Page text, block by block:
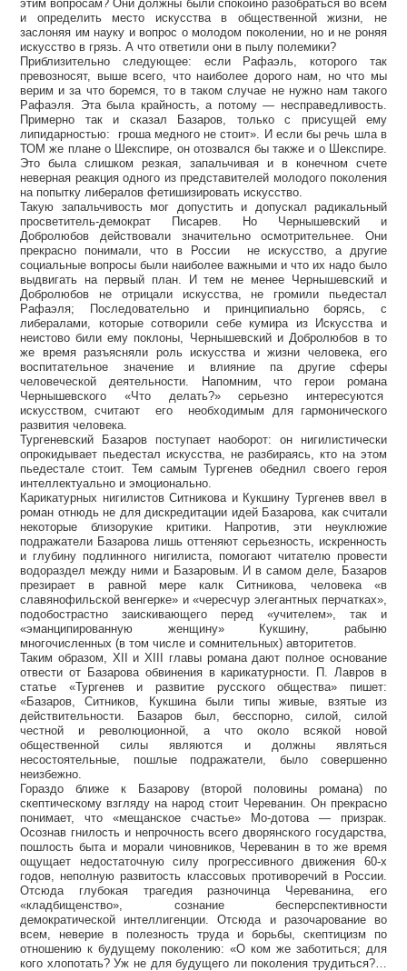
этим вопросам? Они должны были спокойно разобраться во всем
и определить место искусства в общественной жизни, не
заслоняя им науку и вопрос о молодом поколении, но и не роняя
искусство в грязь. А что ответили они в пылу полемики?
Приблизительно следующее: если Рафаэль, которого так
превозносят, выше всего, что наиболее дорого нам, но что мы
верим и за что боремся, то в таком случае не нужно нам такого
Рафаэля. Эта была крайность, а потому — несправедливость.
Примерно так и сказал Базаров, только с присущей ему
липидарностью: гроша медного не стоит». И если бы речь шла в
ТОМ же плане о Шекспире, он отозвался бы также и о Шекспире.
Это была слишком резкая, запальчивая и в конечном счете
неверная реакция одного из представителей молодого поколения
на попытку либералов фетишизировать искусство.
Такую запальчивость мог допустить и допускал радикальный
просветитель-демократ Писарев. Но Чернышевский и
Добролюбов действовали значительно осмотрительнее. Они
прекрасно понимали, что в России не искусство, а другие
социальные вопросы были наиболее важными и что их надо было
выдвигать на первый план. И тем не менее Чернышевский и
Добролюбов не отрицали искусства, не громили пьедестал
Рафаэля; Последовательно и принципиально борясь, с
либералами, которые сотворили себе кумира из Искусства и
неистово били ему поклоны, Чернышевский и Добролюбов в то
же время разъясняли роль искусства и жизни человека, его
воспитательное значение и влияние па другие сферы
человеческой деятельности. Напомним, что герои романа
Чернышевского «Что делать?» серьезно интересуются
искусством, считают его необходимым для гармонического
развития человека.
Тургеневский Базаров поступает наоборот: он нигилистически
опрокидывает пьедестал искусства, не разбираясь, кто на этом
пьедестале стоит. Тем самым Тургенев обеднил своего героя
интеллектуально и эмоционально.
Карикатурных нигилистов Ситникова и Кукшину Тургенев ввел в
роман отнюдь не для дискредитации идей Базарова, как считали
некоторые близорукие критики. Напротив, эти неуклюжие
подражатели Базарова лишь оттеняют серьезность, искренность
и глубину подлинного нигилиста, помогают читателю провести
водораздел между ними и Базаровым. И в самом деле, Базаров
презирает в равной мере калк Ситникова, человека «в
славянофильской венгерке» и «чересчур элегантных перчатках»,
подобострастно заискивающего перед «учителем», так и
«эманципированную женщину» Кукшину, рабыню
многочисленных (в том числе и сомнительных) авторитетов.
Таким образом, XII и XIII главы романа дают полное основание
отвести от Базарова обвинения в карикатурности. П. Лавров в
статье «Тургенев и развитие русского общества» пишет:
«Базаров, Ситников, Кукшина были типы живые, взятые из
действительности. Базаров был, бесспорно, силой, силой
честной и революционной, а что около всякой новой
общественной силы являются и должны являться
несостоятельные, пошлые подражатели, было совершенно
неизбежно.
Гораздо ближе к Базарову (второй половины романа) по
скептическому взгляду на народ стоит Череванин. Он прекрасно
понимает, что «мещанское счастье» Мо-дотова — призрак.
Осознав гнилость и непрочность всего дворянского государства,
пошлость быта и морали чиновников, Череванин в то же время
ощущает недостаточную силу прогрессивного движения 60-х
годов, неполную развитость классовых противоречий в России.
Отсюда глубокая трагедия разночинца Череванина, его
«кладбищенство», сознание бесперспективности
демократической интеллигенции. Отсюда и разочарование во
всем, неверие в полезность труда и борьбы, скептицизм по
отношению к будущему поколению: «О ком же заботиться; для
кого хлопотать? Уж не для будущего ли поколения трудиться?…